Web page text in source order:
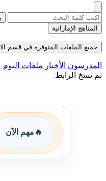
المناهج الإماراتية
جميع الملفات المتوفرة في قسم
المدرسون الأخبار ملفات اليوم
تم نسخ الرابط
🔥 مهم الآن